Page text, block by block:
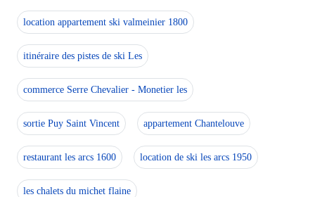
location appartement ski valmeinier 1800
itinéraire des pistes de ski Les
commerce Serre Chevalier - Monetier les
sortie Puy Saint Vincent appartement Chantelouve
restaurant les arcs 1600 location de ski les arcs 1950
les chalets du michet flaine